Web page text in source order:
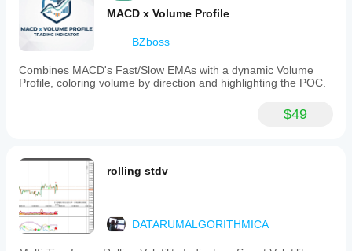
MACD x Volume Profile
BZboss
Combines MACD's Fast/Slow EMAs with a dynamic Volume
Profile, coloring volume by direction and highlighting the POC.
$49
rolling stdv
DATARUMALGORITHMICA